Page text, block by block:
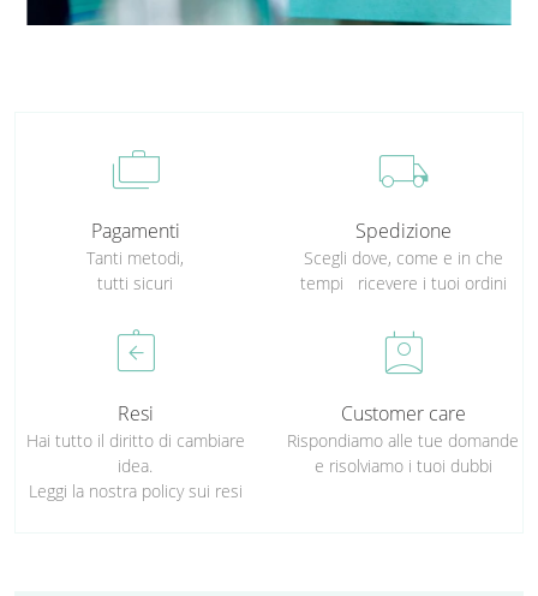
cases
Pagamenti
Tanti metodi,
tutti sicuri
local_shipping
Spedizione
Scegli dove, come e in che
tempi ricevere i tuoi ordini
assignment_return
Resi
Hai tutto il diritto di cambiare
idea.
Leggi la nostra policy sui resi
perm_contact_calendar
Customer care
Rispondiamo alle tue domande
e risolviamo i tuoi dubbi